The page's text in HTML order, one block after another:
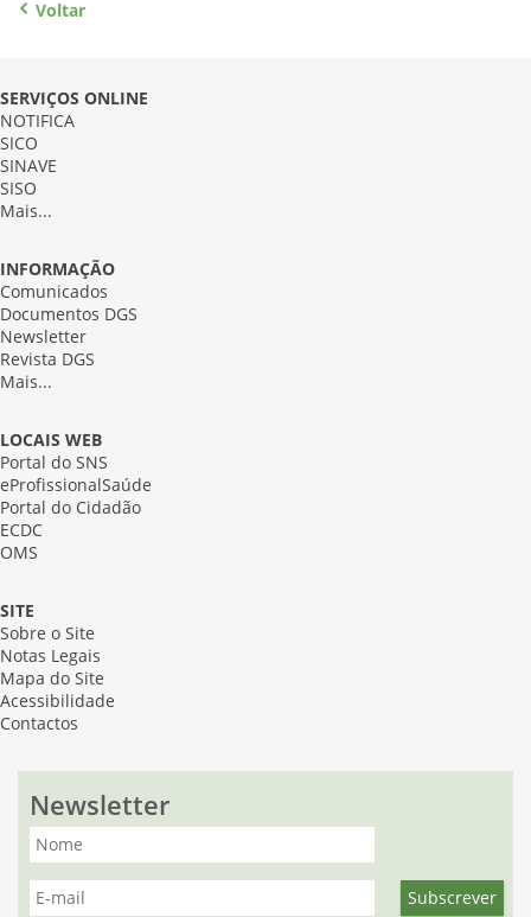
Voltar
SERVIÇOS ONLINE
NOTIFICA
SICO
SINAVE
SISO
Mais...
INFORMAÇÃO
Comunicados
Documentos DGS
Newsletter
Revista DGS
Mais...
LOCAIS WEB
Portal do SNS
eProfissionalSaúde
Portal do Cidadão
ECDC
OMS
SITE
Sobre o Site
Notas Legais
Mapa do Site
Acessibilidade
Contactos
Newsletter